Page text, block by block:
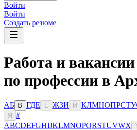
Войти
Войти
Создать резюме
Работа и вакансии
по профессии в
АБ В ГДЕ Ё ЖЗИ Й КЛМНОПРСТУ
Я
#
ABCDEFGHIJKLMNOPQRSTUVWX